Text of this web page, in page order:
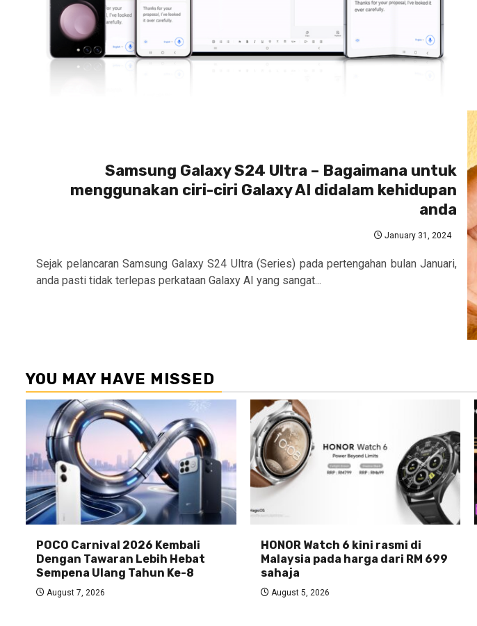
Samsung Galaxy S24 Ultra – Bagaimana untuk
menggunakan ciri-ciri Galaxy AI didalam kehidupan
anda
January 31, 2024
Sejak pelancaran Samsung Galaxy S24 Ultra (Series) pada pertengahan bulan Januari,
anda pasti tidak terlepas perkataan Galaxy AI yang sangat...
YOU MAY HAVE MISSED
POCO Carnival 2026 Kembali
Dengan Tawaran Lebih Hebat
Sempena Ulang Tahun Ke-8
August 7, 2026
HONOR Watch 6 kini rasmi di
Malaysia pada harga dari RM 699
sahaja
August 5, 2026